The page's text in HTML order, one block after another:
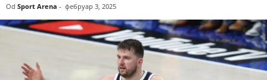
Od Sport Arena - фебруар 3, 2025